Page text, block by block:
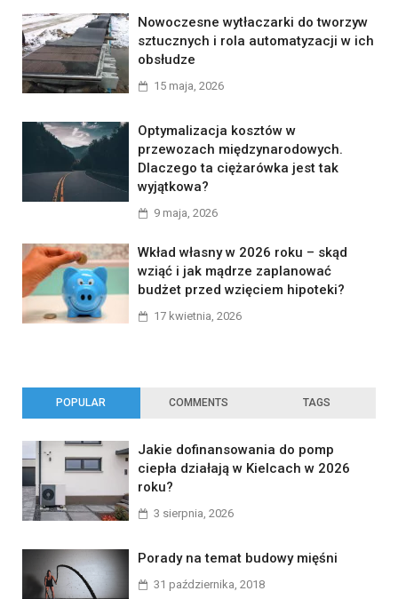
Nowoczesne wytłaczarki do tworzyw
sztucznych i rola automatyzacji w ich
obsłudze
15 maja, 2026
Optymalizacja kosztów w
przewozach międzynarodowych.
Dlaczego ta ciężarówka jest tak
wyjątkowa?
9 maja, 2026
Wkład własny w 2026 roku – skąd
wziąć i jak mądrze zaplanować
budżet przed wzięciem hipoteki?
17 kwietnia, 2026
POPULAR COMMENTS TAGS
Jakie dofinansowania do pomp
ciepła działają w Kielcach w 2026
roku?
3 sierpnia, 2026
Porady na temat budowy mięśni
31 października, 2018